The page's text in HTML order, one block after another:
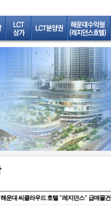
해운대 씨클라우드 호텔 "레지던스" 급매물건